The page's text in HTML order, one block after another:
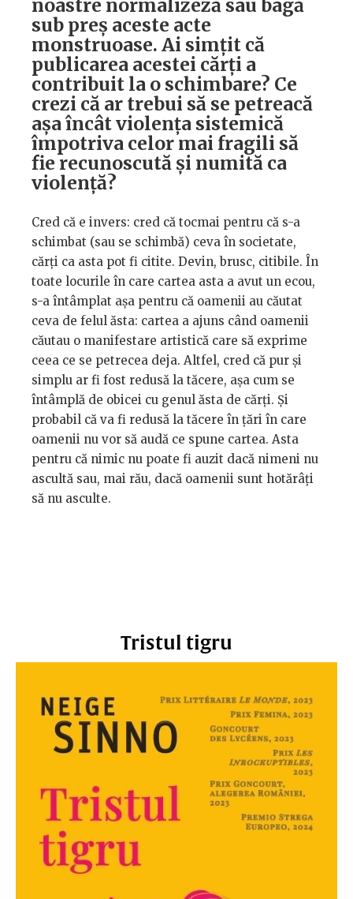
noastre normalizeză sau bagă
sub preș aceste acte
monstruoase. Ai simțit că
publicarea acestei cărți a
contribuit la o schimbare? Ce
crezi că ar trebui să se petreacă
așa încât violența sistemică
împotriva celor mai fragili să
fie recunoscută și numită ca
violență?
Cred că e invers: cred că tocmai pentru că s-a
schimbat (sau se schimbă) ceva în societate,
cărți ca asta pot fi citite. Devin, brusc, citibile. În
toate locurile în care cartea asta a avut un ecou,
s-a întâmplat așa pentru că oamenii au căutat
ceva de felul ăsta: cartea a ajuns când oamenii
căutau o manifestare artistică care să exprime
ceea ce se petrecea deja. Altfel, cred că pur și
simplu ar fi fost redusă la tăcere, așa cum se
întâmplă de obicei cu genul ăsta de cărți. Și
probabil că va fi redusă la tăcere în țări în care
oamenii nu vor să audă ce spune cartea. Asta
pentru că nimic nu poate fi auzit dacă nimeni nu
ascultă sau, mai rău, dacă oamenii sunt hotărâți
să nu asculte.
Tristul tigru